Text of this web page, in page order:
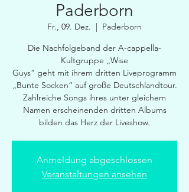
Paderborn
Fr., 09. Dez.
  |
Paderborn
Die Nachfolgeband der A-cappella-
Kultgruppe „Wise
Guys“ geht mit ihrem dritten Liveprogramm
„Bunte Socken“ auf große Deutschlandtour.
Zahlreiche Songs ihres unter gleichem
Namen erscheinenden dritten Albums
bilden das Herz der Liveshow.
Anmeldung abgeschlossen
Veranstaltungen ansehen